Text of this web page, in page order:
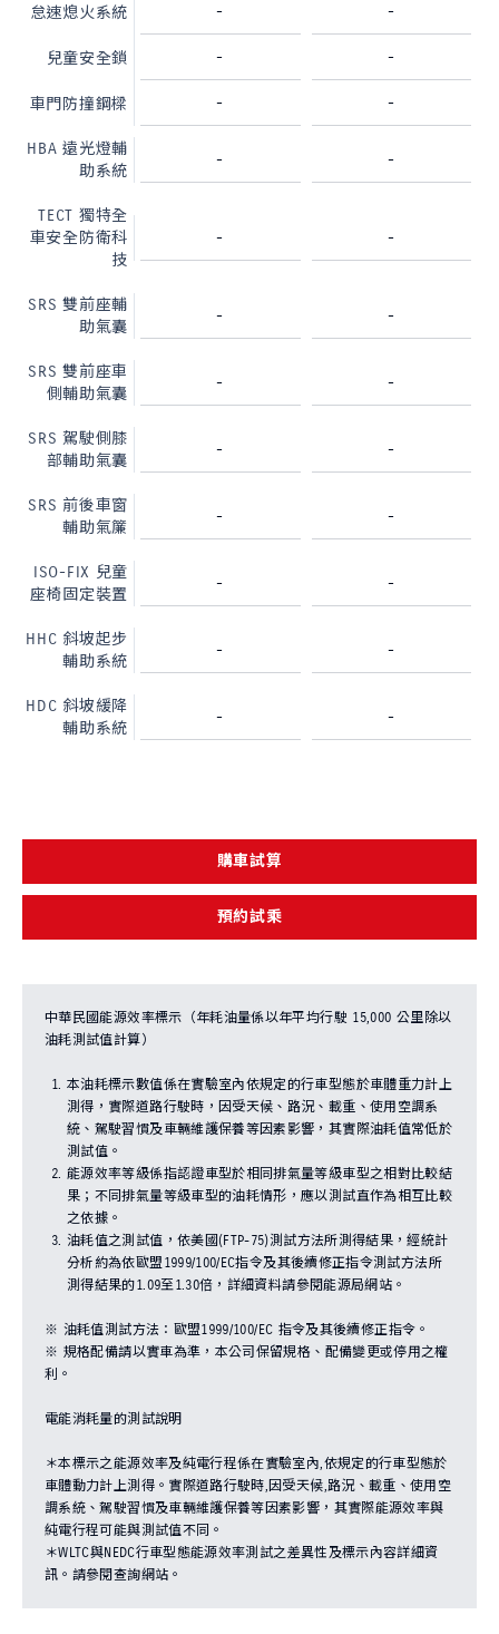
怠速熄火系統 - -
兒童安全鎖 - -
車門防撞鋼樑 - -
HBA 遠光燈輔
助系統
- -
TECT 獨特全
車安全防衛科
技
- -
SRS 雙前座輔
助氣囊
- -
SRS 雙前座車
側輔助氣囊
- -
SRS 駕駛側膝
部輔助氣囊
- -
SRS 前後車窗
輔助氣簾
- -
ISO-FIX 兒童
座椅固定裝置
- -
HHC 斜坡起步
輔助系統
- -
HDC 斜坡緩降
輔助系統
- -
購車試算
預約試乘
中華民國能源效率標示（年耗油量係以年平均行駛 15,000 公里除以
油耗測試值計算）
本油耗標示數值係在實驗室內依規定的行車型態於車體重力計上
測得，實際道路行駛時，因受天候、路況、載重、使用空調系
統、駕駛習慣及車輛維護保養等因素影響，其實際油耗值常低於
測試值。
能源效率等級係指認證車型於相同排氣量等級車型之相對比較結
果；不同排氣量等級車型的油耗情形，應以測試直作為相互比較
之依據。
油耗值之測試值，依美國(FTP-75)測試方法所測得結果，經統計
分析約為依歐盟1999/100/EC指令及其後續修正指令測試方法所
測得結果的1.09至1.30倍，詳細資料請參閱能源局網站。
※ 油耗值測試方法：歐盟1999/100/EC 指令及其後續修正指令。
※ 規格配備請以實車為準，本公司保留規格、配備變更或停用之權
利。
電能消耗量的測試說明
＊本標示之能源效率及純電行程係在實驗室內,依規定的行車型態於
車體動力計上測得。實際道路行駛時,因受天候,路況、載重、使用空
調系統、駕駛習慣及車輛維護保養等因素影響，其實際能源效率與
純電行程可能與測試值不同。
＊WLTC與NEDC行車型態能源效率測試之差異性及標示內容詳細資
訊。請參閱查詢網站。